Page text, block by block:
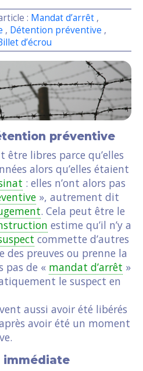
: Mandat d’arrêt ,
, Détention préventive ,
d’écrou
préventive
être libres parce qu’elles
alors qu’elles étaient
: elles n’ont alors pas
», autrement dit
. Cela peut être le
estime qu’il n’y a
commette d’autres
des preuves ou prenne la
pas de « mandat d’arrêt »
le suspect en
aussi avoir été libérés
avoir été un moment
immédiate